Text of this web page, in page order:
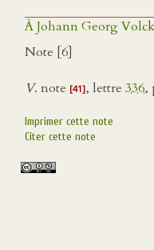
À Johann Georg
Note [6]
V. note [41], lettre 336,
Imprimer cette note
Citer cette note